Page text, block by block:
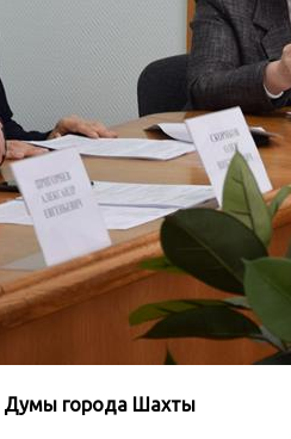
Думы города Шахты